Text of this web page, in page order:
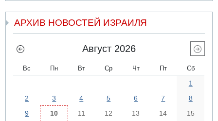
АРХИВ НОВОСТЕЙ ИЗРАИЛЯ
Август 2026
Вс Пн Вт Ср Чт Пт Сб
1
2
3 4 5 6 7
8
9
10 11 12 13 14
15